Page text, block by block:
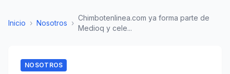
Inicio › Nosotros ›
Chimbotenlinea.com ya forma parte de
Medioq y cele...
NOSOTROS